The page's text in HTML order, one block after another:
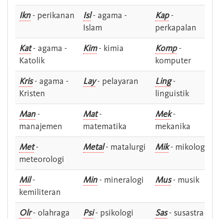
Ikn- perikanan Isl- agama -
Islam
Kap-
perkapalan
Kat- agama -
Katolik
Kim- kimia Komp-
komputer
Kris- agama -
Kristen
Lay- pelayaran Ling-
linguistik
Man-
manajemen
Mat-
matematika
Mek-
mekanika
Met-
meteorologi
Metal- matalurgi Mik- mikologi
Mil-
kemiliteran
Min- mineralogi Mus- musik
Olr- olahraga Psi- psikologi Sas- susastra -